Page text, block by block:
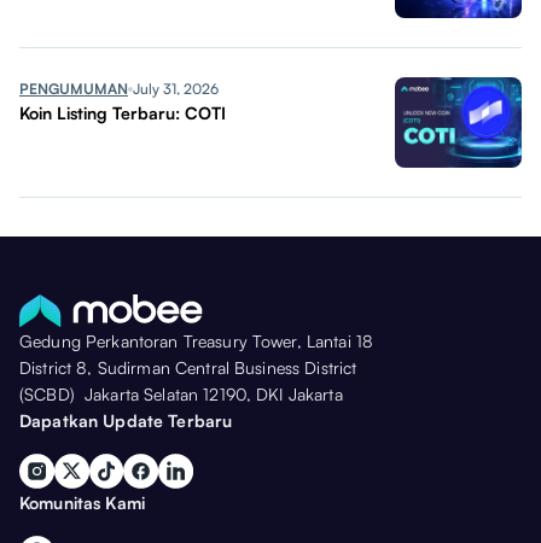
PENGUMUMAN July 31, 2026
Koin Listing Terbaru: COTI
Gedung Perkantoran Treasury Tower, Lantai 18
District 8, Sudirman Central Business District
(SCBD) Jakarta Selatan 12190, DKI Jakarta
Dapatkan Update Terbaru
Komunitas Kami